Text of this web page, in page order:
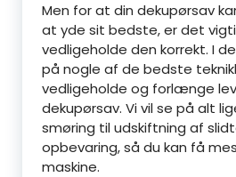
Men for at din dekupørsav
at yde sit bedste, er det
vedligeholde den korrekt. I
på nogle af de bedste
vedligeholde og forlænge
dekupørsav. Vi vil se på alt
smøring til udskiftning af
opbevaring, så du kan få
maskine.